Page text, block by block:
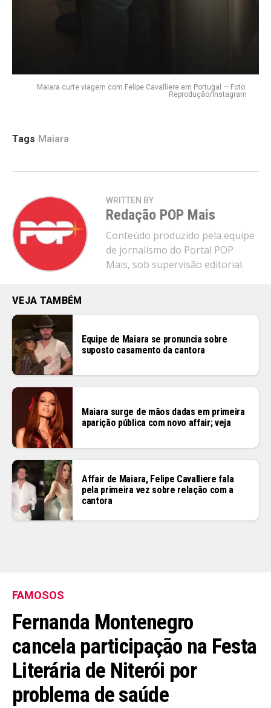
Maiara curte viagem com Felipe Cavalliere em Portugal — Foto:
Reprodução/Instagram
Tags Maiara
WRITTEN BY
Redação POP Mais
Conteúdo produzido pela equipe
de jornalismo do Portal POP
Mais, sob supervisão editorial.
VEJA TAMBÉM
Equipe de Maiara se pronuncia sobre
suposto casamento da cantora
Maiara surge de mãos dadas em primeira
aparição pública com novo affair; veja
Affair de Maiara, Felipe Cavalliere fala
pela primeira vez sobre relação com a
cantora
FAMOSOS
Fernanda Montenegro
cancela participação na Festa
Literária de Niterói por
problema de saúde